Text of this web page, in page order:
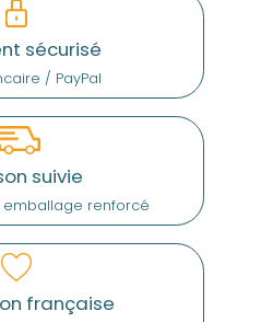
sécurisé
/ PayPal
suivie
emballage renforcé
française